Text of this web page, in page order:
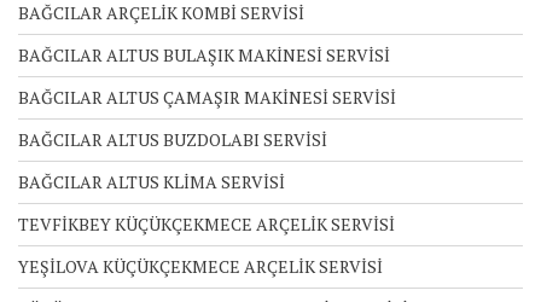
BAĞCILAR ARÇELİK KOMBİ SERVİSİ
BAĞCILAR ALTUS BULAŞIK MAKİNESİ SERVİSİ
BAĞCILAR ALTUS ÇAMAŞIR MAKİNESİ SERVİSİ
BAĞCILAR ALTUS BUZDOLABI SERVİSİ
BAĞCILAR ALTUS KLİMA SERVİSİ
TEVFİKBEY KÜÇÜKÇEKMECE ARÇELİK SERVİSİ
YEŞİLOVA KÜÇÜKÇEKMECE ARÇELİK SERVİSİ